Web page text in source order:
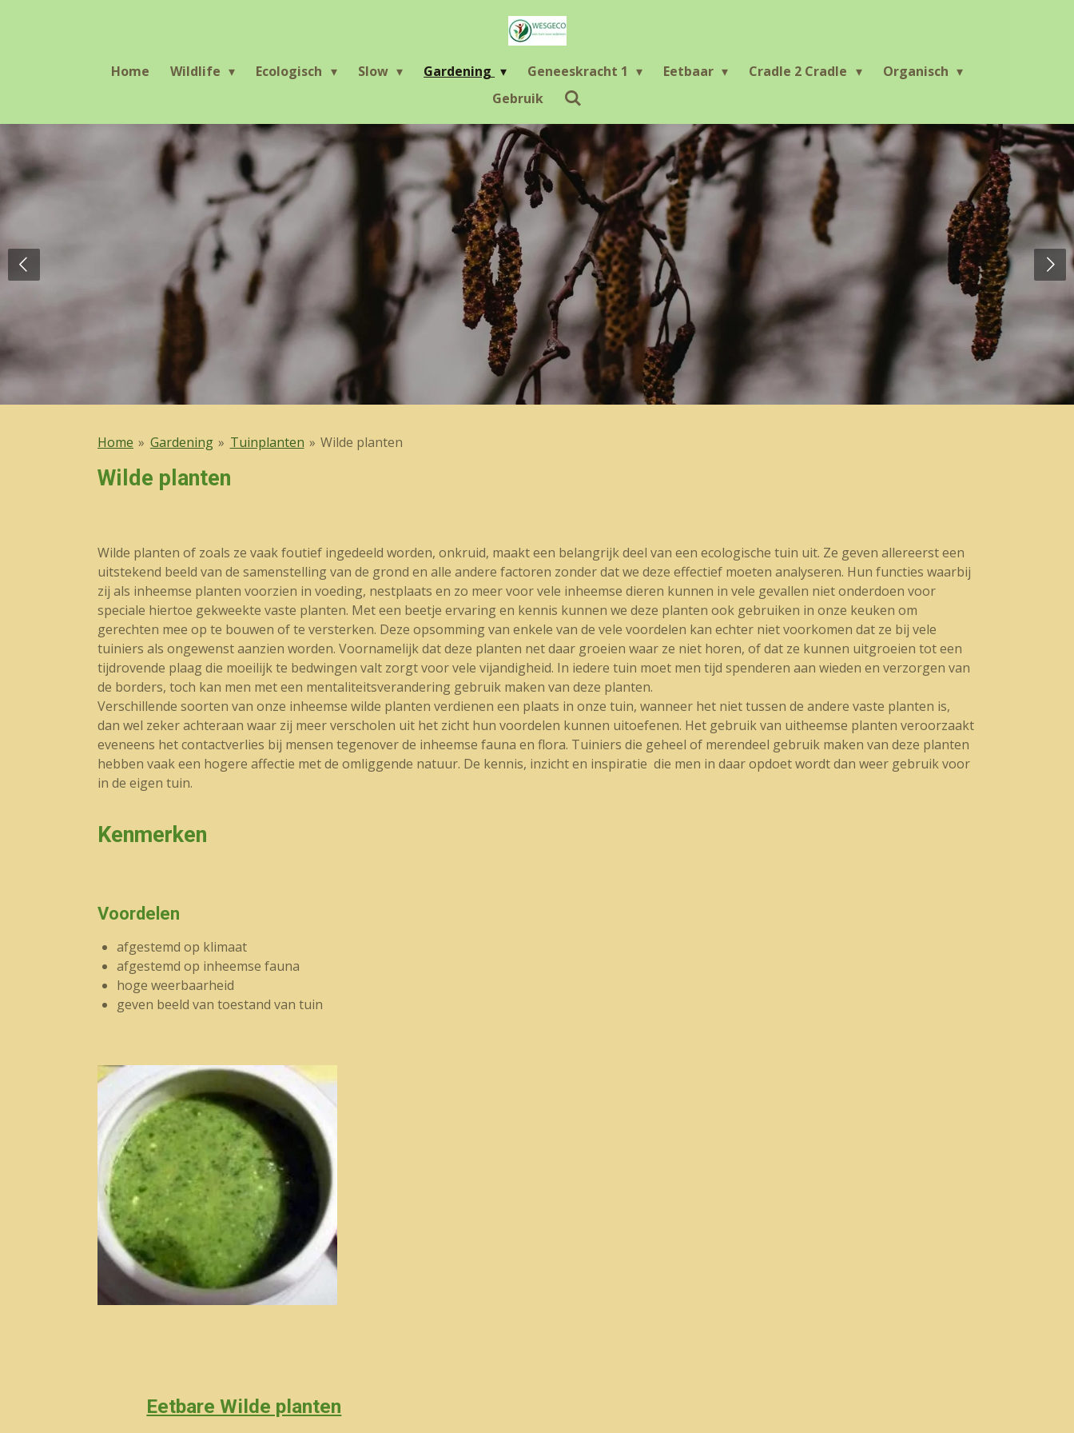
Home Wildlife Ecologisch Slow Gardening Geneeskracht 1 Eetbaar Cradle 2 Cradle
Organisch
Gebruik
Home » Gardening » Tuinplanten » Wilde planten
Wilde planten
Wilde planten of zoals ze vaak foutief ingedeeld worden, onkruid, maakt een belangrijk deel van een ecologische tuin uit. Ze geven allereerst een
uitstekend beeld van de samenstelling van de grond en alle andere factoren zonder dat we deze effectief moeten analyseren. Hun functies waarbij
zij als inheemse planten voorzien in voeding, nestplaats en zo meer voor vele inheemse dieren kunnen in vele gevallen niet onderdoen voor
speciale hiertoe gekweekte vaste planten. Met een beetje ervaring en kennis kunnen we deze planten ook gebruiken in onze keuken om
gerechten mee op te bouwen of te versterken. Deze opsomming van enkele van de vele voordelen kan echter niet voorkomen dat ze bij vele
tuiniers als ongewenst aanzien worden. Voornamelijk dat deze planten net daar groeien waar ze niet horen, of dat ze kunnen uitgroeien tot een
tijdrovende plaag die moeilijk te bedwingen valt zorgt voor vele vijandigheid. In iedere tuin moet men tijd spenderen aan wieden en verzorgen van
de borders, toch kan men met een mentaliteitsverandering gebruik maken van deze planten.
Verschillende soorten van onze inheemse wilde planten verdienen een plaats in onze tuin, wanneer het niet tussen de andere vaste planten is,
dan wel zeker achteraan waar zij meer verscholen uit het zicht hun voordelen kunnen uitoefenen. Het gebruik van uitheemse planten veroorzaakt
eveneens het contactverlies bij mensen tegenover de inheemse fauna en flora. Tuiniers die geheel of merendeel gebruik maken van deze planten
hebben vaak een hogere affectie met de omliggende natuur. De kennis, inzicht en inspiratie die men in daar opdoet wordt dan weer gebruik voor
in de eigen tuin.
Kenmerken
Voordelen
afgestemd op klimaat
afgestemd op inheemse fauna
hoge weerbaarheid
geven beeld van toestand van tuin
Eetbare Wilde planten